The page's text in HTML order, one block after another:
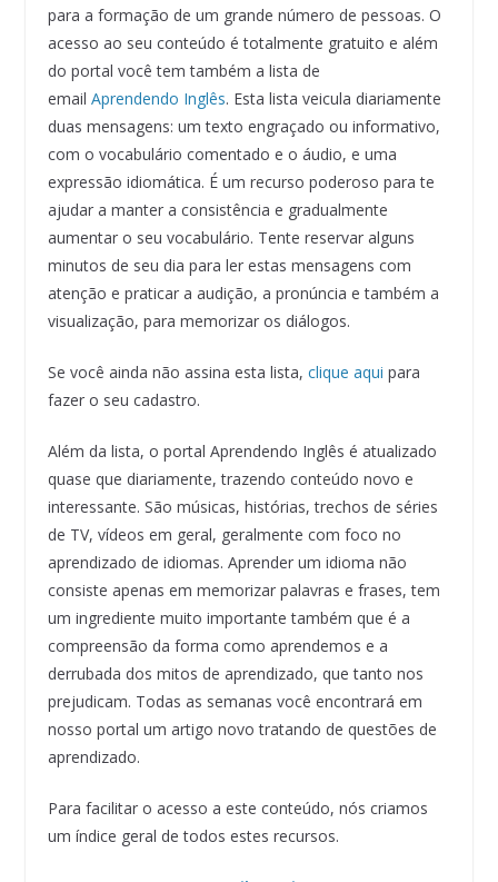
para a formação de um grande número de pessoas. O
acesso ao seu conteúdo é totalmente gratuito e além
do portal você tem também a lista de
email Aprendendo Inglês. Esta lista veicula diariamente
duas mensagens: um texto engraçado ou informativo,
com o vocabulário comentado e o áudio, e uma
expressão idiomática. É um recurso poderoso para te
ajudar a manter a consistência e gradualmente
aumentar o seu vocabulário. Tente reservar alguns
minutos de seu dia para ler estas mensagens com
atenção e praticar a audição, a pronúncia e também a
visualização, para memorizar os diálogos.
Se você ainda não assina esta lista, clique aqui para
fazer o seu cadastro.
Além da lista, o portal Aprendendo Inglês é atualizado
quase que diariamente, trazendo conteúdo novo e
interessante. São músicas, histórias, trechos de séries
de TV, vídeos em geral, geralmente com foco no
aprendizado de idiomas. Aprender um idioma não
consiste apenas em memorizar palavras e frases, tem
um ingrediente muito importante também que é a
compreensão da forma como aprendemos e a
derrubada dos mitos de aprendizado, que tanto nos
prejudicam. Todas as semanas você encontrará em
nosso portal um artigo novo tratando de questões de
aprendizado.
Para facilitar o acesso a este conteúdo, nós criamos
um índice geral de todos estes recursos.